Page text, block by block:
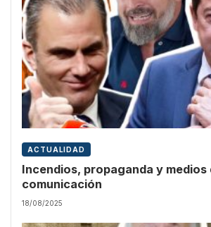
ACTUALIDAD
Incendios, propaganda y medios
comunicación
18/08/2025